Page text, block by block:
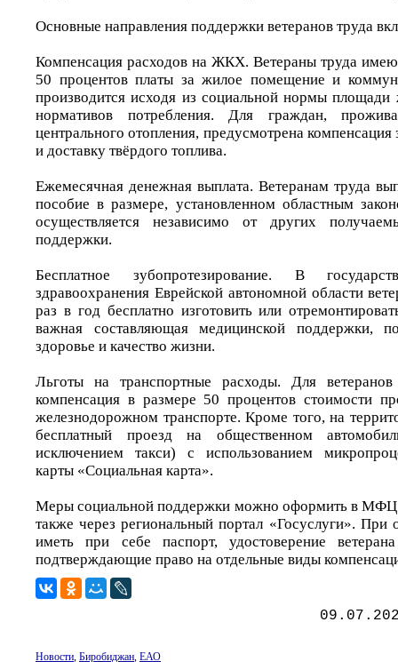
Основные направления поддержки ветеранов труда
Компенсация расходов на ЖКХ. Ветераны труда
50 процентов платы за жилое помещение и
производится исходя из социальной нормы
нормативов потребления. Для граждан,
центрального отопления, предусмотрена компенсация
и доставку твёрдого топлива.
Ежемесячная денежная выплата. Ветеранам труда
пособие в размере, установленном областным
осуществляется независимо от других
поддержки.
Бесплатное зубопротезирование. В
здравоохранения Еврейской автономной области
раз в год бесплатно изготовить или
важная составляющая медицинской поддержки,
здоровье и качество жизни.
Льготы на транспортные расходы. Для ветеранов
компенсация в размере 50 процентов стоимости
железнодорожном транспорте. Кроме того, на
бесплатный проезд на общественном
исключением такси) с использованием
карты «Социальная карта».
Меры социальной поддержки можно оформить в МФЦ
также через региональный портал «Госуслуги».
иметь при себе паспорт, удостоверение
подтверждающие право на отдельные виды
Новости, Биробиджан, ЕАО